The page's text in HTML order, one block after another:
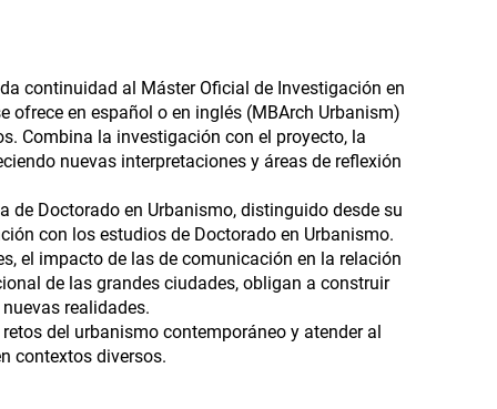
continuidad al Máster Oficial de Investigación en
en español o en inglés (MBArch Urbanism)
Combina la investigación con el proyecto, la
nuevas interpretaciones y áreas de reflexión
Doctorado en Urbanismo, distinguido desde su
con los estudios de Doctorado en Urbanismo.
el impacto de las de comunicación en la relación
de las grandes ciudades, obligan a construir
realidades.
del urbanismo contemporáneo y atender al
contextos diversos.